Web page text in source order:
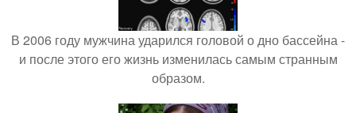
В 2006 году мужчина ударился головой о дно бассейна -
и после этого его жизнь изменилась самым странным
образом.